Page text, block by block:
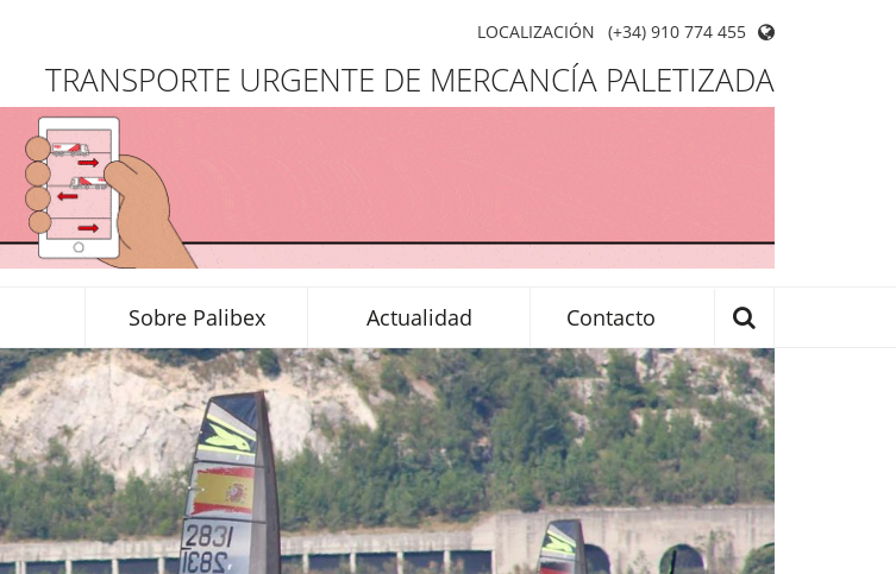
LOCALIZACIÓN (+34) 910 774 455
TRANSPORTE URGENTE DE MERCANCÍA PALETIZADA
Sobre Palibex Actualidad Contacto